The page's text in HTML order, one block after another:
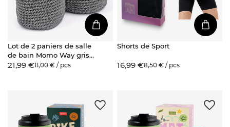
Lot de 2 paniers de salle
de bain Momo Way gris
14cm et 17cm
21,99 €11,00 € / pcs
Shorts de Sport
16,99 €8,50 € / pcs